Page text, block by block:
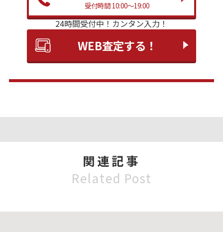
受付時間 10:00～19:00
24時間受付中！カンタン入力！
WEB査定する！
関連記事
Related Post